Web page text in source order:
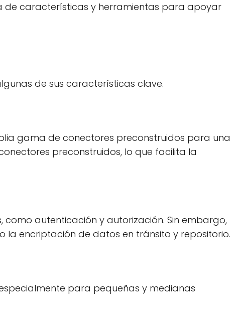
de características y herramientas para apoyar
de sus características clave.
gama de conectores preconstruidos para una
preconstruidos, lo que facilita la
autenticación y autorización. Sin embargo,
encriptación de datos en tránsito y repositorio.
para pequeñas y medianas